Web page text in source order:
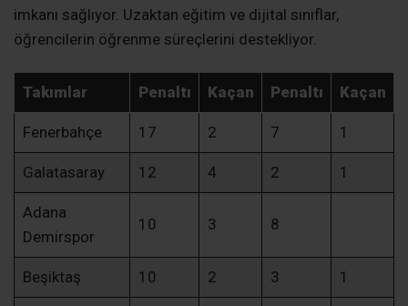
imkanı sağlıyor. Uzaktan eğitim ve dijital sınıflar,
öğrencilerin öğrenme süreçlerini destekliyor.
Takımlar Penaltı Kaçan Penaltı Kaçan
Fenerbahçe 17 2 7 1
Galatasaray 12 4 2 1
Adana
Demirspor
10 3 8
Beşiktaş 10 2 3 1